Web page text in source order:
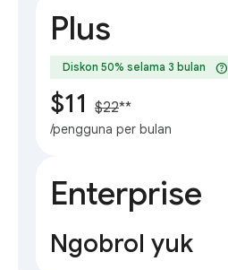
Plus
Diskon 50% selama 3 bulan help
$11 $22**
/pengguna per bulan
Enterprise
Ngobrol yuk